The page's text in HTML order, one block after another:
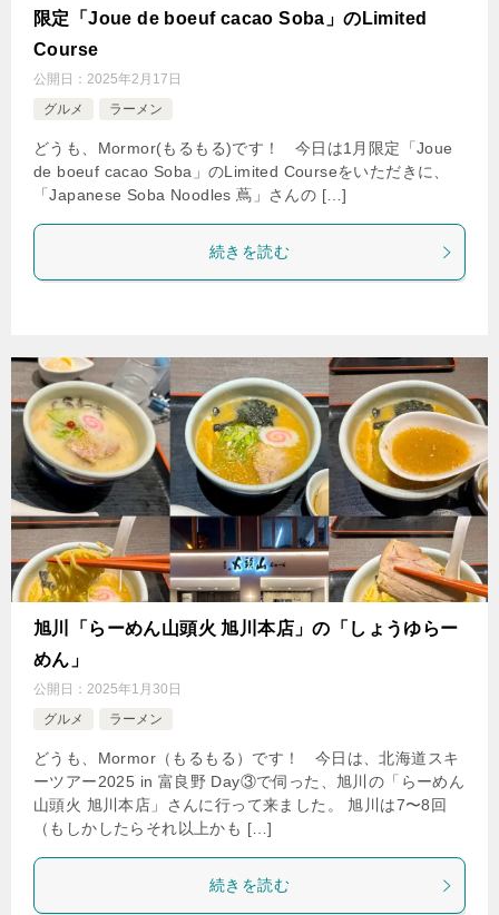
限定「Joue de boeuf cacao Soba」のLimited
Course
公開日： 2025年2月17日
グルメ
ラーメン
どうも、Mormor(もるもる)です！ 今日は1月限定「Joue
de boeuf cacao Soba」のLimited Courseをいただきに、
「Japanese Soba Noodles 蔦」さんの […]
続きを読む
旭川「らーめん山頭火 旭川本店」の「しょうゆらー
めん」
公開日： 2025年1月30日
グルメ
ラーメン
どうも、Mormor（もるもる）です！ 今日は、北海道スキ
ーツアー2025 in 富良野 Day③で伺った、旭川の「らーめん
山頭火 旭川本店」さんに行って来ました。 旭川は7〜8回
（もしかしたらそれ以上かも […]
続きを読む